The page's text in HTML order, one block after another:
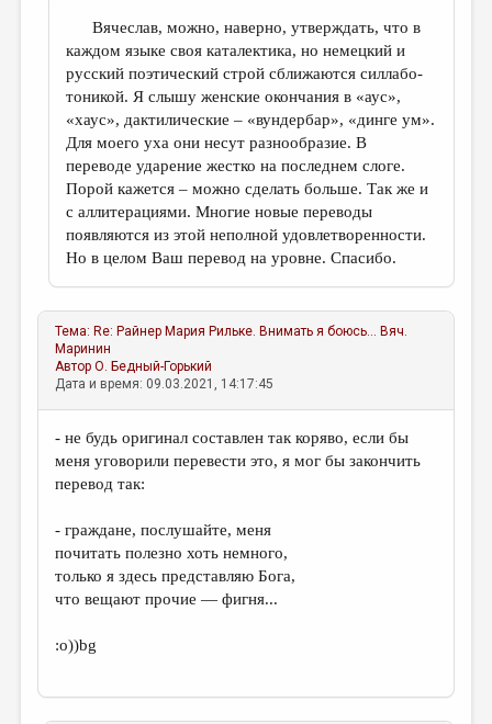
Вячеслав, можно, наверно, утверждать, что в
каждом языке своя каталектика, но немецкий и
русский поэтический строй сближаются силлабо-
тоникой. Я слышу женские окончания в «аус»,
«хаус», дактилические – «вундербар», «динге ум».
Для моего уха они несут разнообразие. В
переводе ударение жестко на последнем слоге.
Порой кажется – можно сделать больше. Так же и
с аллитерациями. Многие новые переводы
появляются из этой неполной удовлетворенности.
Но в целом Ваш перевод на уровне. Спасибо.
Тема: Re: Райнер Мария Рильке. Внимать я боюсь... Вяч.
Маринин
АвторО. Бедный-Горький
Дата и время: 09.03.2021, 14:17:45
- не будь оригинал составлен так коряво, если бы
меня уговорили перевести это, я мог бы закончить
перевод так:
- граждане, послушайте, меня
почитать полезно хоть немного,
только я здесь представляю Бога,
что вещают прочие — фигня...
:о))bg